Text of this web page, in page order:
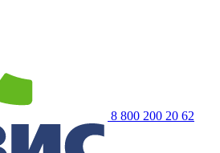
8 800 200 20 62